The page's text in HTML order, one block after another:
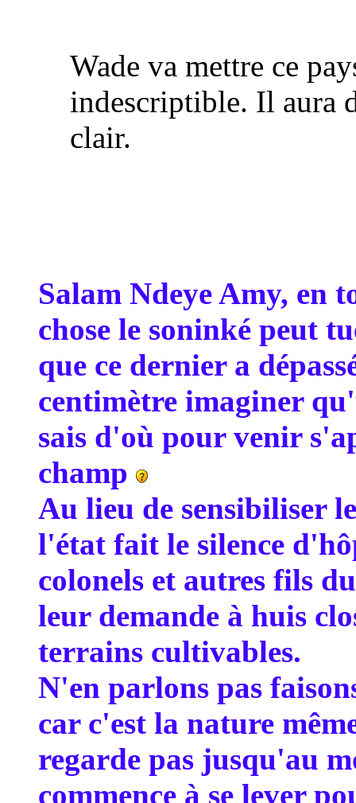
Wade va mettre ce
indescriptible. Il aura
clair.
Salam Ndeye Amy, en
chose le soninké peut
que ce dernier a
centimètre imaginer
sais d'où pour venir
champ
Au lieu de sensibiliser
l'état fait le silence
colonels et autres fils
leur demande à huis
terrains cultivables.
N'en parlons pas
car c'est la nature
regarde pas jusqu'au
commence à se lever